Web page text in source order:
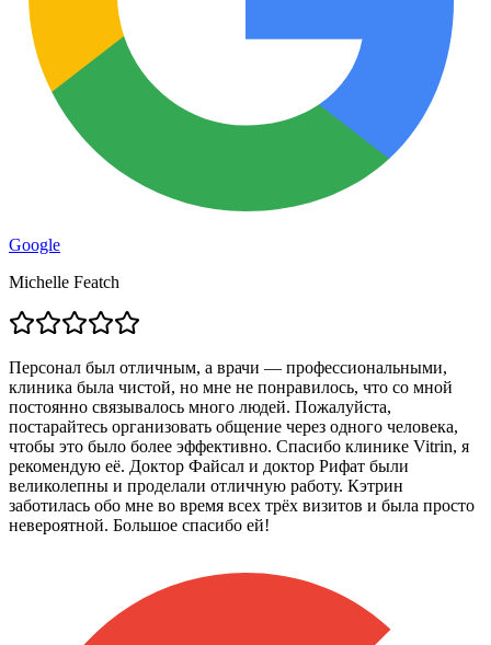
Google
Michelle Featch
Персонал был отличным, а врачи — профессиональными,
клиника была чистой, но мне не понравилось, что со мной
постоянно связывалось много людей. Пожалуйста,
постарайтесь организовать общение через одного человека,
чтобы это было более эффективно. Спасибо клинике Vitrin, я
рекомендую её. Доктор Файсал и доктор Рифат были
великолепны и проделали отличную работу. Кэтрин
заботилась обо мне во время всех трёх визитов и была просто
невероятной. Большое спасибо ей!